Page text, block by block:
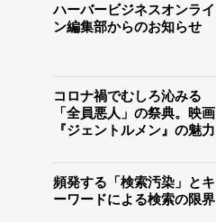
ハーバービジネスオンライ
ン編集部からのお知らせ
コロナ禍でむしろ沁みる
「全員悪人」の祭典。映画
『ジェントルメン』の魅力
頻発する「検索汚染」とキ
ーワードによる検索の限界